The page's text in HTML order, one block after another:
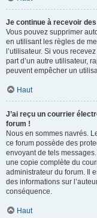
Je continue à recevoir
Vous pouvez supprimer
en utilisant les règles de
l’utilisateur. Si vous
part d’un autre utilisateur,
peuvent empêcher un
Haut
J’ai reçu un courrier
forum !
Nous en sommes navrés.
ce forum possède des
envoyant de tels
une copie complète du
administrateur du forum. Il
des informations sur
conséquence.
Haut